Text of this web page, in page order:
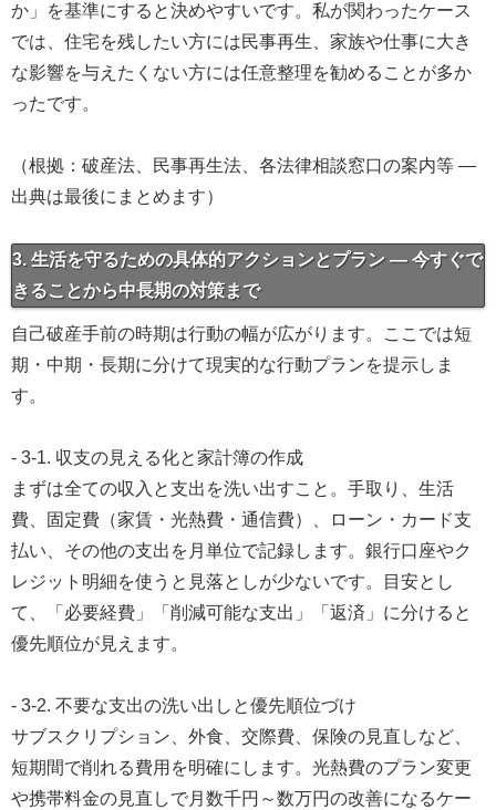
か」を基準にすると決めやすいです。私が関わったケース
では、住宅を残したい方には民事再生、家族や仕事に大き
な影響を与えたくない方には任意整理を勧めることが多か
ったです。
（根拠：破産法、民事再生法、各法律相談窓口の案内等 —
出典は最後にまとめます）
3. 生活を守るための具体的アクションとプラン — 今すぐで
きることから中長期の対策まで
自己破産手前の時期は行動の幅が広がります。ここでは短
期・中期・長期に分けて現実的な行動プランを提示しま
す。
- 3-1. 収支の見える化と家計簿の作成
まずは全ての収入と支出を洗い出すこと。手取り、生活
費、固定費（家賃・光熱費・通信費）、ローン・カード支
払い、その他の支出を月単位で記録します。銀行口座やク
レジット明細を使うと見落としが少ないです。目安とし
て、「必要経費」「削減可能な支出」「返済」に分けると
優先順位が見えます。
- 3-2. 不要な支出の洗い出しと優先順位づけ
サブスクリプション、外食、交際費、保険の見直しなど、
短期間で削れる費用を明確にします。光熱費のプラン変更
や携帯料金の見直しで月数千円～数万円の改善になるケー